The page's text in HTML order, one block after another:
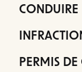
CONDUIRE
PERMIS